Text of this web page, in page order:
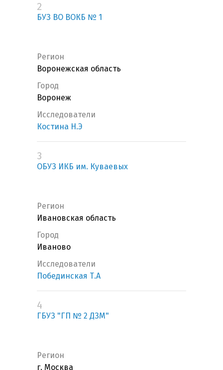
2
БУЗ ВО ВОКБ № 1
Регион
Воронежская область
Город
Воронеж
Исследователи
Костина Н.Э
3
ОБУЗ ИКБ им. Куваевых
Регион
Ивановская область
Город
Иваново
Исследователи
Побединская Т.А
4
ГБУЗ "ГП № 2 ДЗМ"
Регион
г. Москва